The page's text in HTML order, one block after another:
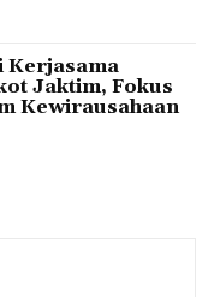
Kerjasama
Jaktim, Fokus
Kewirausahaan